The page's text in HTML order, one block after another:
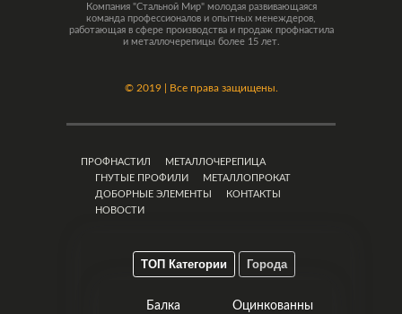
Компания "Стальной Мир" молодая развивающаяся
команда профессионалов и опытных менеждеров,
работающая в сфере производства и продаж профнастила
и металлочерепицы более 15 лет.
© 2019 | Все права защищены.
ПРОФНАСТИЛ
МЕТАЛЛОЧЕРЕПИЦА
ГНУТЫЕ ПРОФИЛИ
МЕТАЛЛОПРОКАТ
ДОБОРНЫЕ ЭЛЕМЕНТЫ
КОНТАКТЫ
НОВОСТИ
ТОП Категории Города
Балка
Оцинкованны